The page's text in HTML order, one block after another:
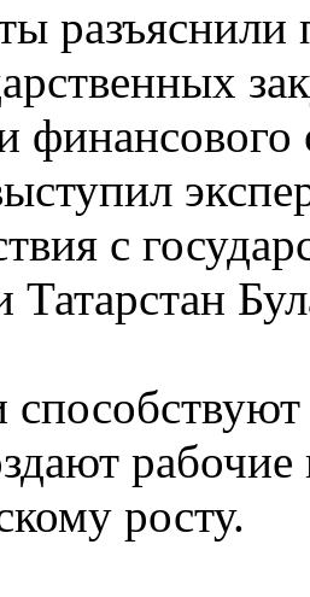
с
Татарстан
росту.